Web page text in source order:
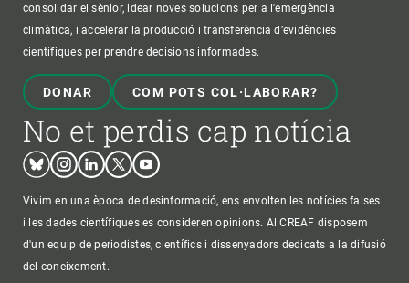
consolidar el sènior, idear noves solucions per a l'emergència
climàtica, i accelerar la producció i transferència d’evidències
científiques per prendre decisions informades.
DONAR COM POTS COL·LABORAR?
No et perdis cap notícia
BlueskyInstagram
LinkedinTwitterYoutube
Vivim en una època de desinformació, ens envolten les notícies falses
i les dades científiques es consideren opinions. Al CREAF disposem
d'un equip de periodistes, científics i dissenyadors dedicats a la difusió
del coneixement.